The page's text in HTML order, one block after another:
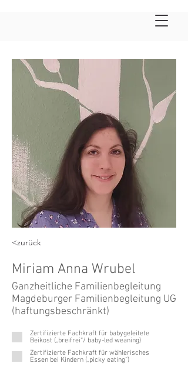
<zurück
Miriam Anna Wrubel
Ganzheitliche Familienbegleitung
Magdeburger Familienbegleitung UG
(haftungsbeschränkt)
Zertifizierte Fachkraft für babygeleitete
Beikost („breifrei“/ baby-led weaning)
Zertifizierte Fachkraft für wählerisches
Essen bei Kindern („picky eating“)